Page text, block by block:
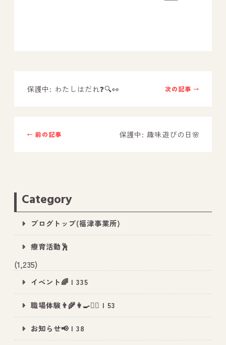
－ 春日事業所のブログ
All Peace｜オールピース
Instagram 事業所紹介動画
次の記事 →
保護中: わたしはだれ❓🔍👀
← 前の記事 保護中: 趣味遊びの日🌸
Category
ブログトップ(福津事業所)
療育活動🕺
(1,235)
イベント🌈 | 335
職場体験👨‍🌾👩‍🍳👮‍♂️ | 53
お知らせ📢 | 38